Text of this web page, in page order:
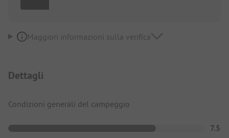
Maggiori informazioni sulla verifica
Dettagli
Condizioni generali del campeggio
7.5